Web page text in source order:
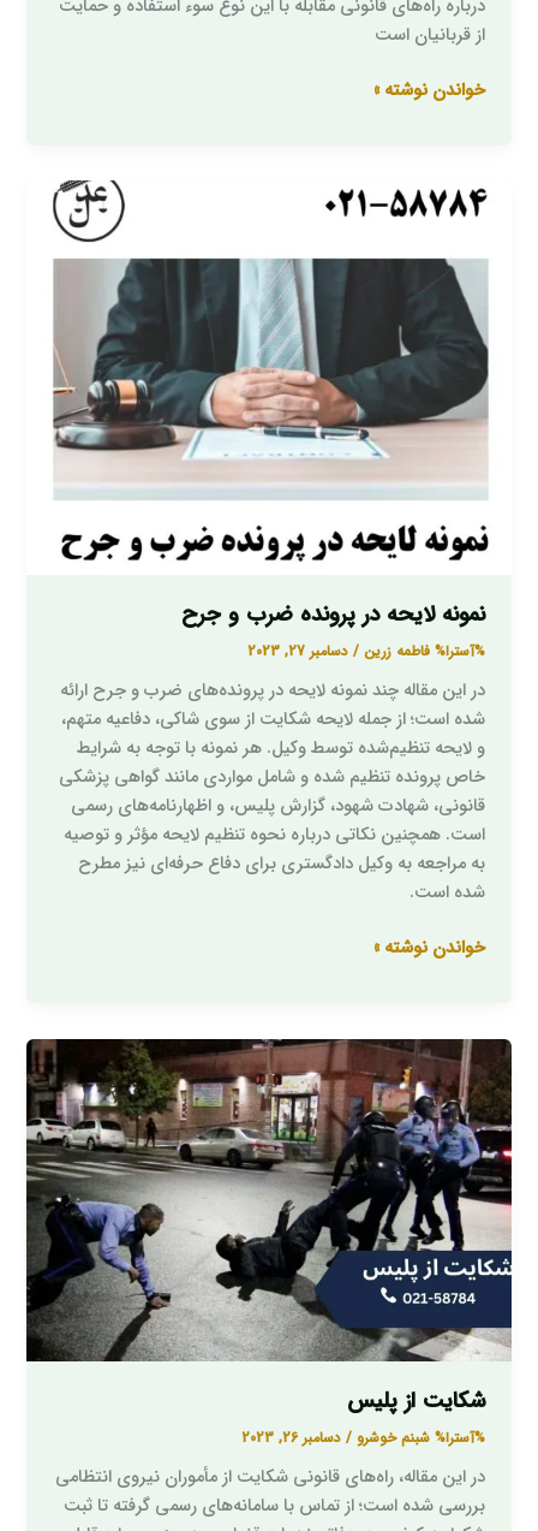
درباره راه‌های قانونی مقابله با این نوع سوء استفاده و حمایت
از قربانیان است
خواندن نوشته »
نمونه لایحه در پرونده ضرب و جرح
%آسترا% فاطمه زرین/دسامبر 27, 2023
در این مقاله چند نمونه لایحه در پرونده‌های ضرب و جرح ارائه
شده است؛ از جمله لایحه شکایت از سوی شاکی، دفاعیه متهم،
و لایحه تنظیم‌شده توسط وکیل. هر نمونه با توجه به شرایط
خاص پرونده تنظیم شده و شامل مواردی مانند گواهی پزشکی
قانونی، شهادت شهود، گزارش پلیس، و اظهارنامه‌های رسمی
است. همچنین نکاتی درباره نحوه تنظیم لایحه مؤثر و توصیه
به مراجعه به وکیل دادگستری برای دفاع حرفه‌ای نیز مطرح
شده است.
نمونه
لایحه
پرونده
ضرب
و
جرح
خواندن نوشته »
شکایت از پلیس
%آسترا% شبنم خوشرو/دسامبر 26, 2023
در این مقاله، راه‌های قانونی شکایت از مأموران نیروی انتظامی
بررسی شده است؛ از تماس با سامانه‌های رسمی گرفته تا ثبت
شکایت
از
پلیس